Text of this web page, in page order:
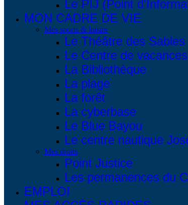
Le PIJ (Point
MON CADRE DE VIE
Mes sports & loisirs
Le Théâtre des Sables
Le Centre de vacances
La Bibliothèque
La plage
La forêt
La cyberbase
Le Blue Bayou
Le centre nautique
Mes droits
Point Justice
Les permanences du
EMPLOI